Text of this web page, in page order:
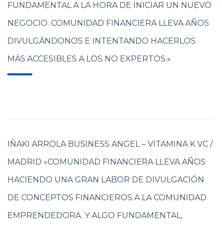
FUNDAMENTAL A LA HORA DE INICIAR UN NUEVO
NEGOCIO. COMUNIDAD FINANCIERA LLEVA AÑOS
DIVULGÁNDONOS E INTENTANDO HACERLOS
MÁS ACCESIBLES A LOS NO EXPERTOS.»
IÑAKI ARROLA BUSINESS ANGEL – VITAMINA K VC /
MADRID «COMUNIDAD FINANCIERA LLEVA AÑOS
HACIENDO UNA GRAN LABOR DE DIVULGACIÓN
DE CONCEPTOS FINANCIEROS A LA COMUNIDAD
EMPRENDEDORA. Y ALGO FUNDAMENTAL,